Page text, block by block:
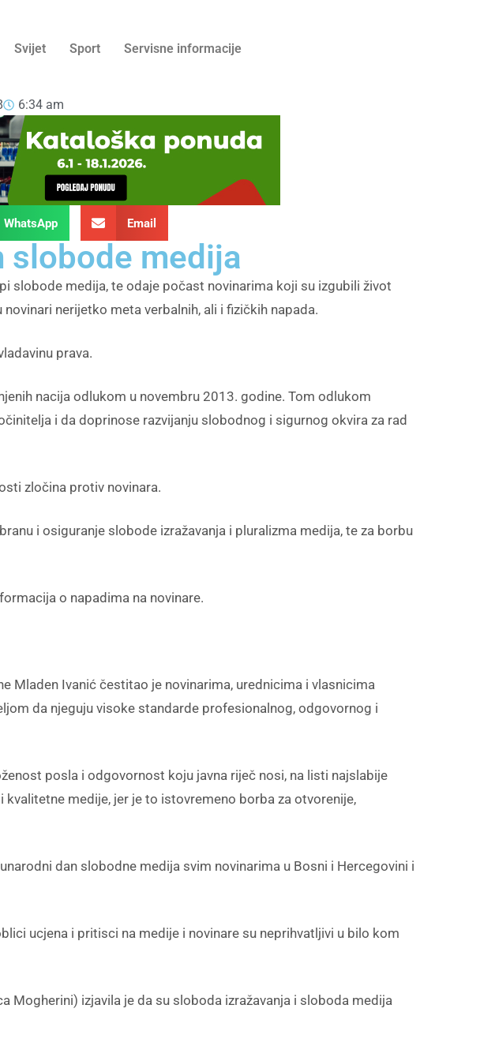
Svijet Sport Servisne informacije
6:34 am
WhatsApp Email
slobode medija
slobode medija, te odaje počast novinarima koji su izgubili život
nerijetko meta verbalnih, ali i fizičkih napada.
prava.
nacija odlukom u novembru 2013. godine. Tom odlukom
i da doprinose razvijanju slobodnog i sigurnog okvira za rad
zločina protiv novinara.
i osiguranje slobode izražavanja i pluralizma medija, te za borbu
o napadima na novinare.
Mladen Ivanić čestitao je novinarima, urednicima i vlasnicima
da njeguju visoke standarde profesionalnog, odgovornog i
posla i odgovornost koju javna riječ nosi, na listi najslabije
medije, jer je to istovremeno borba za otvorenije,
dan slobodne medija svim novinarima u Bosni i Hercegovini i
ucjena i pritisci na medije i novinare su neprihvatljivi u bilo kom
Mogherini) izjavila je da su sloboda izražavanja i sloboda medija